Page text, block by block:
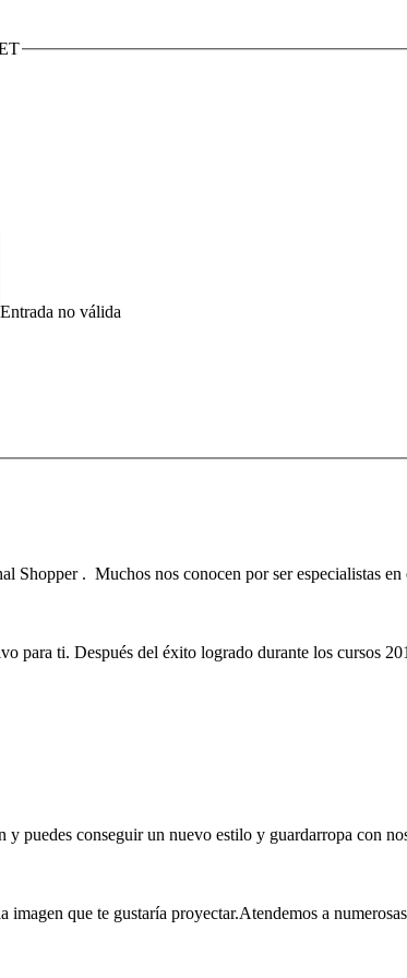
Entrada no válida
Shopper . Muchos nos conocen por ser especialistas
para ti. Después del éxito logrado durante los cursos
puedes conseguir un nuevo estilo y guardarropa con
que te gustaría proyectar.Atendemos a